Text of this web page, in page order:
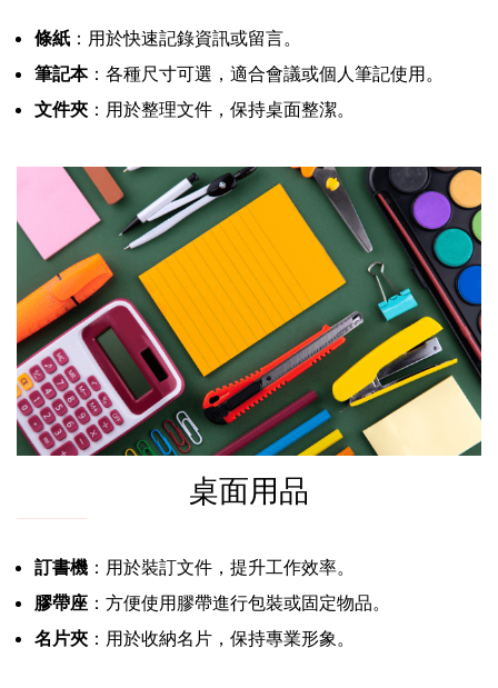
條紙 ：用於快速記錄資訊或留言。
筆記本：各種尺寸可選，適合會議或個人筆記使用。
文件夾 ：用於整理文件，保持桌面整潔。
桌面用品
訂書機 ：用於裝訂文件，提升工作效率。
膠帶座 ：方便使用膠帶進行包裝或固定物品。
名片夾 ：用於收納名片，保持專業形象。